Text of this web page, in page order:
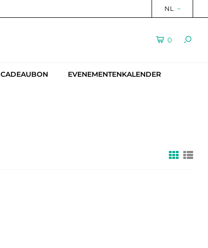
NL
0
CADEAUBON EVENEMENTENKALENDER